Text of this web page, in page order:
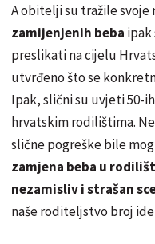
A obitelji su tražile svoje
zamijenjenih beba ipak
preslikati na cijelu
utvrđeno što se
Ipak, slični su uvjeti 50-
hrvatskim rodilištima.
slične pogreške bile
zamjena beba u
nezamisliv i strašan
naše roditeljstvo broj